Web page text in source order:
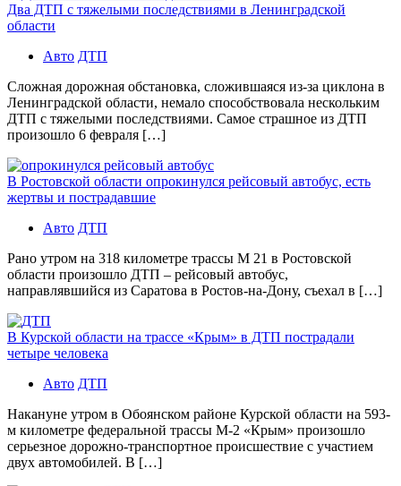
Два ДТП с тяжелыми последствиями в Ленинградской
области
Авто ДТП
Сложная дорожная обстановка, сложившаяся из-за циклона в
Ленинградской области, немало способствовала нескольким
ДТП с тяжелыми последствиями. Самое страшное из ДТП
произошло 6 февраля […]
В Ростовской области опрокинулся рейсовый автобус, есть
жертвы и пострадавшие
Авто ДТП
Рано утром на 318 километре трассы М 21 в Ростовской
области произошло ДТП – рейсовый автобус,
направлявшийся из Саратова в Ростов-на-Дону, съехал в […]
В Курской области на трассе «Крым» в ДТП пострадали
четыре человека
Авто ДТП
Накануне утром в Обоянском районе Курской области на 593-
м километре федеральной трассы М-2 «Крым» произошло
серьезное дорожно-транспортное происшествие с участием
двух автомобилей. В […]